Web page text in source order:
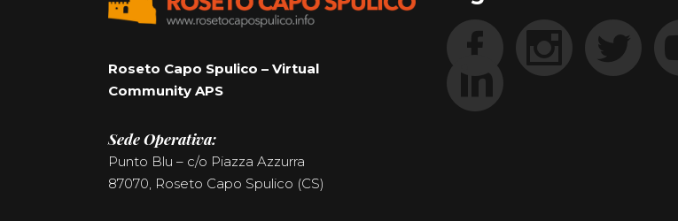
Roseto Capo Spulico – Virtual
Community APS
Sede Operativa:
Punto Blu – c/o Piazza Azzurra
87070, Roseto Capo Spulico (CS)